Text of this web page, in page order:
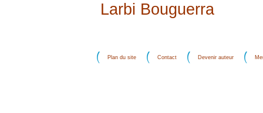
Larbi Bouguerra
Plan du site Contact Devenir auteur